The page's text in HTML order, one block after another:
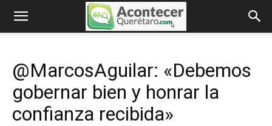
@MarcosAguilar: «Debemos
gobernar bien y honrar la
confianza recibida»